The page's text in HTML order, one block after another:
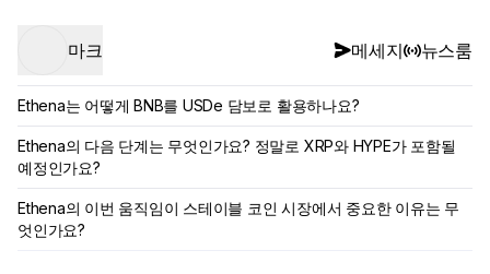
마크 메세지 뉴스룸
Ethena는 어떻게 BNB를 USDe 담보로 활용하나요?
Ethena의 다음 단계는 무엇인가요? 정말로 XRP와 HYPE가 포함될
예정인가요?
Ethena의 이번 움직임이 스테이블 코인 시장에서 중요한 이유는 무
엇인가요?